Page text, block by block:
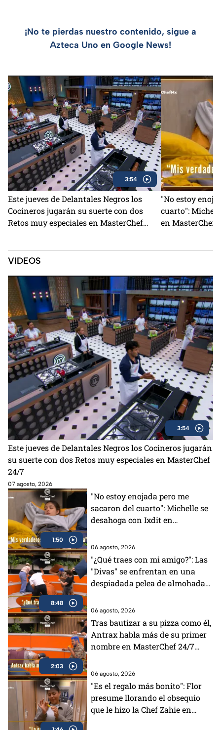
¡No te pierdas nuestro contenido, sigue a
Azteca Uno en Google News!
3:54
Este jueves de Delantales Negros los
Cocineros jugarán su suerte con dos
Retos muy especiales en MasterChef
"No estoy
cuarto":
en MasterChef
VIDEOS
3:54
Este jueves de Delantales Negros los Cocineros jugarán
su suerte con dos Retos muy especiales en MasterChef
24/7
07 agosto, 2026
1:50
"No estoy enojada pero me
sacaron del cuarto": Michelle se
desahoga con Ixdit en
06 agosto, 2026
8:48
"¿Qué traes con mi amigo?": Las
"Divas" se enfrentan en una
despiadada pelea de almohadas
06 agosto, 2026
2:03
Tras bautizar a su pizza como él,
Antrax habla más de su primer
nombre en MasterChef 24/7
06 agosto, 2026
"Es el regalo más bonito": Flor
presume llorando el obsequio
que le hizo la Chef Zahie en